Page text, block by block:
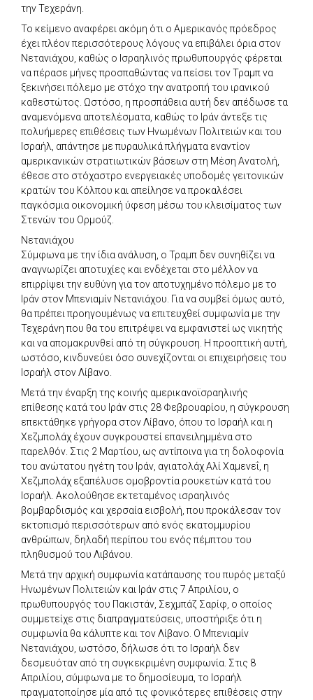
την Τεχεράνη.
Το κείμενο αναφέρει ακόμη ότι ο Αμερικανός πρόεδρος
έχει πλέον περισσότερους λόγους να επιβάλει όρια στον
Νετανιάχου, καθώς ο Ισραηλινός πρωθυπουργός φέρεται
να πέρασε μήνες προσπαθώντας να πείσει τον Τραμπ να
ξεκινήσει πόλεμο με στόχο την ανατροπή του ιρανικού
καθεστώτος. Ωστόσο, η προσπάθεια αυτή δεν απέδωσε τα
αναμενόμενα αποτελέσματα, καθώς το Ιράν άντεξε τις
πολυήμερες επιθέσεις των Ηνωμένων Πολιτειών και του
Ισραήλ, απάντησε με πυραυλικά πλήγματα εναντίον
αμερικανικών στρατιωτικών βάσεων στη Μέση Ανατολή,
έθεσε στο στόχαστρο ενεργειακές υποδομές γειτονικών
κρατών του Κόλπου και απείλησε να προκαλέσει
παγκόσμια οικονομική ύφεση μέσω του κλεισίματος των
Στενών του Ορμούζ.
Νετανιάχου
Σύμφωνα με την ίδια ανάλυση, ο Τραμπ δεν συνηθίζει να
αναγνωρίζει αποτυχίες και ενδέχεται στο μέλλον να
επιρρίψει την ευθύνη για τον αποτυχημένο πόλεμο με το
Ιράν στον Μπενιαμίν Νετανιάχου. Για να συμβεί όμως αυτό,
θα πρέπει προηγουμένως να επιτευχθεί συμφωνία με την
Τεχεράνη που θα του επιτρέψει να εμφανιστεί ως νικητής
και να απομακρυνθεί από τη σύγκρουση. Η προοπτική αυτή,
ωστόσο, κινδυνεύει όσο συνεχίζονται οι επιχειρήσεις του
Ισραήλ στον Λίβανο.
Μετά την έναρξη της κοινής αμερικανοϊσραηλινής
επίθεσης κατά του Ιράν στις 28 Φεβρουαρίου, η σύγκρουση
επεκτάθηκε γρήγορα στον Λίβανο, όπου το Ισραήλ και η
Χεζμπολάχ έχουν συγκρουστεί επανειλημμένα στο
παρελθόν. Στις 2 Μαρτίου, ως αντίποινα για τη δολοφονία
του ανώτατου ηγέτη του Ιράν, αγιατολάχ Αλί Χαμενεΐ, η
Χεζμπολάχ εξαπέλυσε ομοβροντία ρουκετών κατά του
Ισραήλ. Ακολούθησε εκτεταμένος ισραηλινός
βομβαρδισμός και χερσαία εισβολή, που προκάλεσαν τον
εκτοπισμό περισσότερων από ενός εκατομμυρίου
ανθρώπων, δηλαδή περίπου του ενός πέμπτου του
πληθυσμού του Λιβάνου.
Μετά την αρχική συμφωνία κατάπαυσης του πυρός μεταξύ
Ηνωμένων Πολιτειών και Ιράν στις 7 Απριλίου, ο
πρωθυπουργός του Πακιστάν, Σεχμπάζ Σαρίφ, ο οποίος
συμμετείχε στις διαπραγματεύσεις, υποστήριξε ότι η
συμφωνία θα κάλυπτε και τον Λίβανο. Ο Μπενιαμίν
Νετανιάχου, ωστόσο, δήλωσε ότι το Ισραήλ δεν
δεσμευόταν από τη συγκεκριμένη συμφωνία. Στις 8
Απριλίου, σύμφωνα με το δημοσίευμα, το Ισραήλ
πραγματοποίησε μία από τις φονικότερες επιθέσεις στην